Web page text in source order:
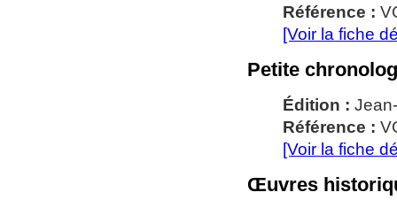
Référence :
[Voir la fiche
Petite
Édition :
Référence :
[Voir la fiche
Œuvres